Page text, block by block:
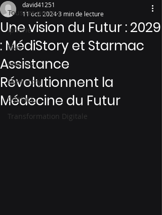
Tous les posts
Iphone
Mac
Mac OS
Médistory
Contact
Transformation Digitale
Une vision du Futur : 2029
: MédiStory et Starmac
Assistance
Révolutionnent la
Médecine du Futur
david41251
11 oct. 20243 min de lecture